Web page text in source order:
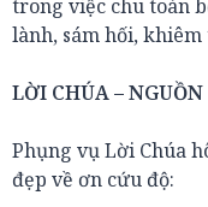
trong việc chu toàn
lành, sám hối,
LỜI CHÚA –
Phụng vụ Lời Chúa
đẹp về ơn cứu độ: